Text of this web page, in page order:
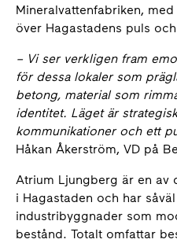
Mineralvattenfabriken,
över Hagastadens puls
– Vi ser verkligen fram
för dessa lokaler som
betong, material som
identitet. Läget är
kommunikationer och ett
Håkan Åkerström, VD på
Atrium Ljungberg är en av
i Hagastaden och har
industribyggnader som
bestånd. Totalt omfattar